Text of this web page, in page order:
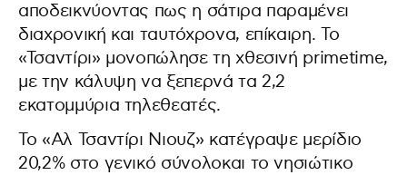
αποδεικνύοντας πως η σάτιρα παραμένει
διαχρονική και ταυτόχρονα, επίκαιρη. Το
«Τσαντίρι» μονοπώλησε τη χθεσινή primetime,
με την κάλυψη να ξεπερνά τα 2,2
εκατομμύρια τηλεθεατές.
Το «Αλ Τσαντίρι Νιουζ» κατέγραψε μερίδιο
20,2% στο γενικό σύνολοκαι το νησιώτικο